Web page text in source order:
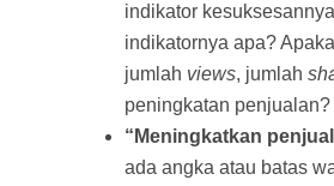
indikator
indikatornya apa?
jumlah views, jumlah
peningkatan penjualan?
“Meningkatkan
ada angka atau batas